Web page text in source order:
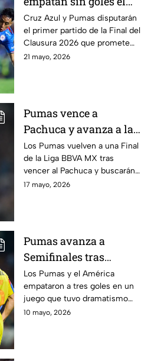
final de ida y dejan la
definición para la
vuelta; resumen y
mejores momentos |
Cruz Azul y Pumas disputarán
el primer partido de la Final del
Clausura 2026 que promete
grandes emociones y que
21 mayo, 2026
Pumas vence a
Pachuca y avanza a la
Final del Clausura
2026; resumen, goles y
mejores momentos|
Presentado por Nissan
Los Pumas vuelven a una Final
de la Liga BBVA MX tras
vencer al Pachuca y buscarán
acabar con una sequía de 15
17 mayo, 2026
Pumas avanza a
Semifinales tras
empatar con América
en un dramático
partido en C.U.|
Presentado por Nissan
Los Pumas y el América
empataron a tres goles en un
juego que tuvo dramatismo
absoluto y lograron su pase a la
10 mayo, 2026